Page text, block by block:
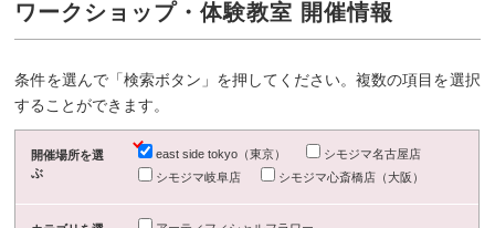
ワークショップ・体験教室 開催情報
条件を選んで「検索ボタン」を押してください。複数の項目を選択
することができます。
開催場所を選
ぶ
east side tokyo（東京）
シモジマ名古屋店
シモジマ岐阜店
シモジマ心斎橋店（大阪）